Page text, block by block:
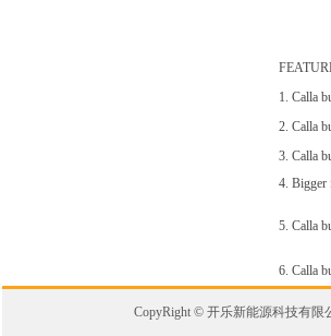
1. Calla
2. Calla
3. Calla
4. Bigger
5. Calla
6. Calla
CopyRight © 开乐新能源科技有限